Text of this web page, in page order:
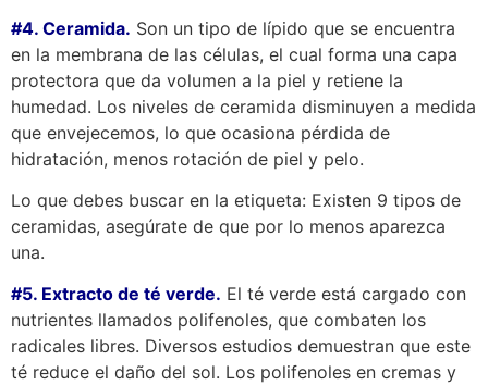
#4. Ceramida. Son un tipo de lípido que se encuentra
en la membrana de las células, el cual forma una capa
protectora que da volumen a la piel y retiene la
humedad. Los niveles de ceramida disminuyen a medida
que envejecemos, lo que ocasiona pérdida de
hidratación, menos rotación de piel y pelo.
Lo que debes buscar en la etiqueta: Existen 9 tipos de
ceramidas, asegúrate de que por lo menos aparezca
una.
#5. Extracto de té verde. El té verde está cargado con
nutrientes llamados polifenoles, que combaten los
radicales libres. Diversos estudios demuestran que este
té reduce el daño del sol. Los polifenoles en cremas y